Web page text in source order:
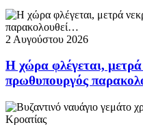
2 Αυγούστου 2026
Η χώρα φλέγεται, μετρά
πρωθυπουργός